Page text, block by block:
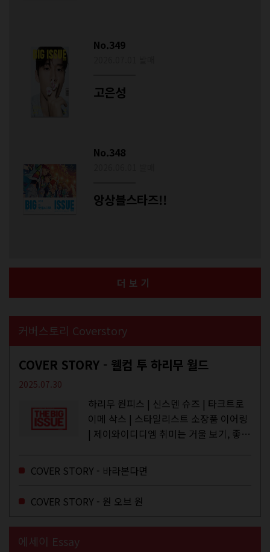
No.349
고은성
No.348
앙상블스타즈!!
더보기
커버스토리 Coverstory
COVER STORY - 웰컴 투 하리무 월드
2025.07.30
하리무 원피스 | 신스덴 슈즈 | 타크트로
이메 삭스 | 스타일리스트 소장품 이어링
| 제이와이디디엠 취미는 거울 보기, 좋아
주와...
COVER STORY - 바라본다면
COVER STORY - 원 오브 원
에세이 Essay